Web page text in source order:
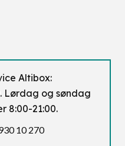
Altibox:
Lørdag og søndag
8:00-21:00.
10 270